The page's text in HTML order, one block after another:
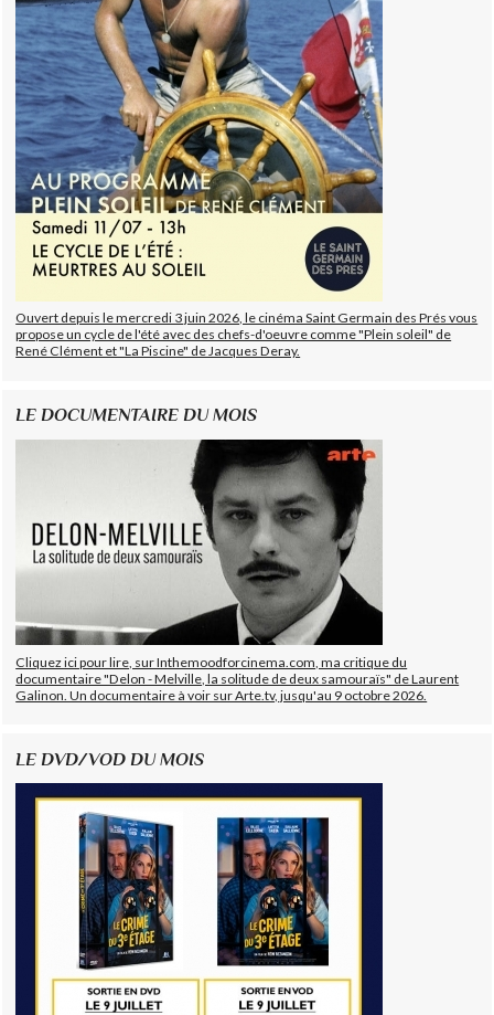
Ouvert depuis le mercredi 3 juin 2026, le cinéma Saint Germain des Prés vous
propose un cycle de l'été avec des chefs-d'oeuvre comme "Plein soleil" de
René Clément et "La Piscine" de Jacques Deray.
LE DOCUMENTAIRE DU MOIS
Cliquez ici pour lire, sur Inthemoodforcinema.com, ma critique du
documentaire "Delon - Melville, la solitude de deux samouraïs" de Laurent
Galinon. Un documentaire à voir sur Arte.tv, jusqu'au 9 octobre 2026.
LE DVD/VOD DU MOIS